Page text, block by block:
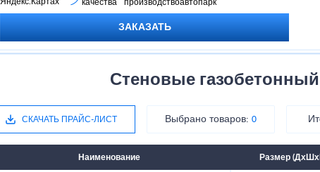
качества
производствоавтопарк
ЗАКАЗАТЬ
Стеновые
СКАЧАТЬ ПРАЙС-ЛИСТ Выбрано товаров: 0
Наименование Размер